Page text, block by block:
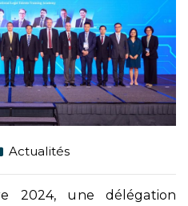
Actualités
2024, une délégation